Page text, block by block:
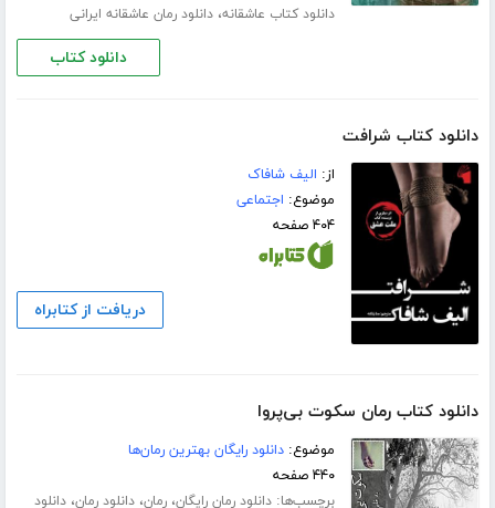
دانلود کتاب عاشقانه،دانلود رمان عاشقانه ایرانی
دانلود کتاب
دانلود کتاب شرافت
از: الیف شافاک
موضوع: اجتماعی
۴۰۴ صفحه
دریافت از کتابراه
دانلود کتاب رمان سکوت بی‌پروا
موضوع:دانلود رایگان بهترین رمان‌ها
۴۴۰ صفحه
برچسب‌ها:دانلود رمان رایگان،رمان،دانلود رمان،دانلود